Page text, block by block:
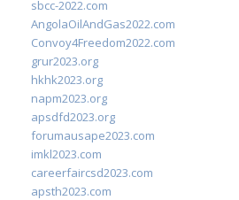
sbcc-2022.com
AngolaOilAndGas2022.com
Convoy4Freedom2022.com
grur2023.org
hkhk2023.org
napm2023.org
apsdfd2023.org
forumausape2023.com
imkl2023.com
careerfaircsd2023.com
apsth2023.com